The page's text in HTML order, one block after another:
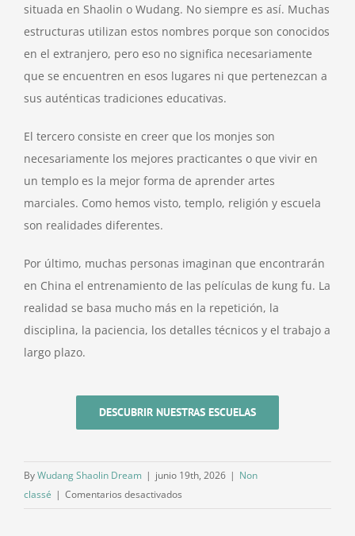
situada en Shaolin o Wudang. No siempre es así. Muchas
estructuras utilizan estos nombres porque son conocidos
en el extranjero, pero eso no significa necesariamente
que se encuentren en esos lugares ni que pertenezcan a
sus auténticas tradiciones educativas.
El tercero consiste en creer que los monjes son
necesariamente los mejores practicantes o que vivir en
un templo es la mejor forma de aprender artes
marciales. Como hemos visto, templo, religión y escuela
son realidades diferentes.
Por último, muchas personas imaginan que encontrarán
en China el entrenamiento de las películas de kung fu. La
realidad se basa mucho más en la repetición, la
disciplina, la paciencia, los detalles técnicos y el trabajo a
largo plazo.
DESCUBRIR NUESTRAS ESCUELAS
ByWudang Shaolin Dream | junio 19th, 2026 | Non
classé | Comentarios desactivados